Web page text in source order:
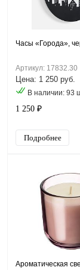
Часы «Города»,
Артикул: 17832.30
Цена: 1 250 руб.
В наличии: 93
1 250 ₽
Подробнее
Ароматическая